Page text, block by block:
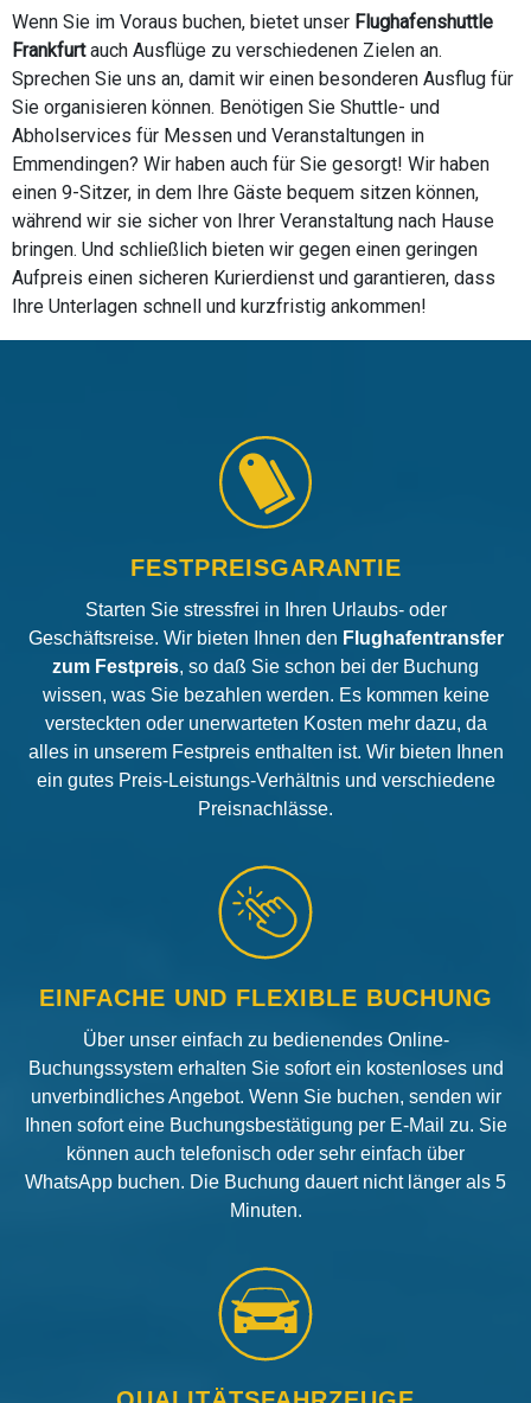
Wenn Sie im Voraus buchen, bietet unser Flughafenshuttle
Frankfurtauch Ausflüge zu verschiedenen Zielen an.
Sprechen Sie uns an, damit wir einen besonderen Ausflug für
Sie organisieren können. Benötigen Sie Shuttle- und
Abholservices für Messen und Veranstaltungen in
Emmendingen? Wir haben auch für Sie gesorgt! Wir haben
einen 9-Sitzer, in dem Ihre Gäste bequem sitzen können,
während wir sie sicher von Ihrer Veranstaltung nach Hause
bringen. Und schließlich bieten wir gegen einen geringen
Aufpreis einen sicheren Kurierdienst und garantieren, dass
Ihre Unterlagen schnell und kurzfristig ankommen!
FESTPREISGARANTIE
Starten Sie stressfrei in Ihren Urlaubs- oder
Geschäftsreise. Wir bieten Ihnen den Flughafentransfer
zum Festpreis, so daß Sie schon bei der Buchung
wissen, was Sie bezahlen werden. Es kommen keine
versteckten oder unerwarteten Kosten mehr dazu, da
alles in unserem Festpreis enthalten ist. Wir bieten Ihnen
ein gutes Preis-Leistungs-Verhältnis und verschiedene
Preisnachlässe.
EINFACHE UND FLEXIBLE BUCHUNG
Über unser einfach zu bedienendes Online-
Buchungssystem erhalten Sie sofort ein kostenloses und
unverbindliches Angebot. Wenn Sie buchen, senden wir
Ihnen sofort eine Buchungsbestätigung per E-Mail zu. Sie
können auch telefonisch oder sehr einfach über
WhatsApp buchen. Die Buchung dauert nicht länger als 5
Minuten.